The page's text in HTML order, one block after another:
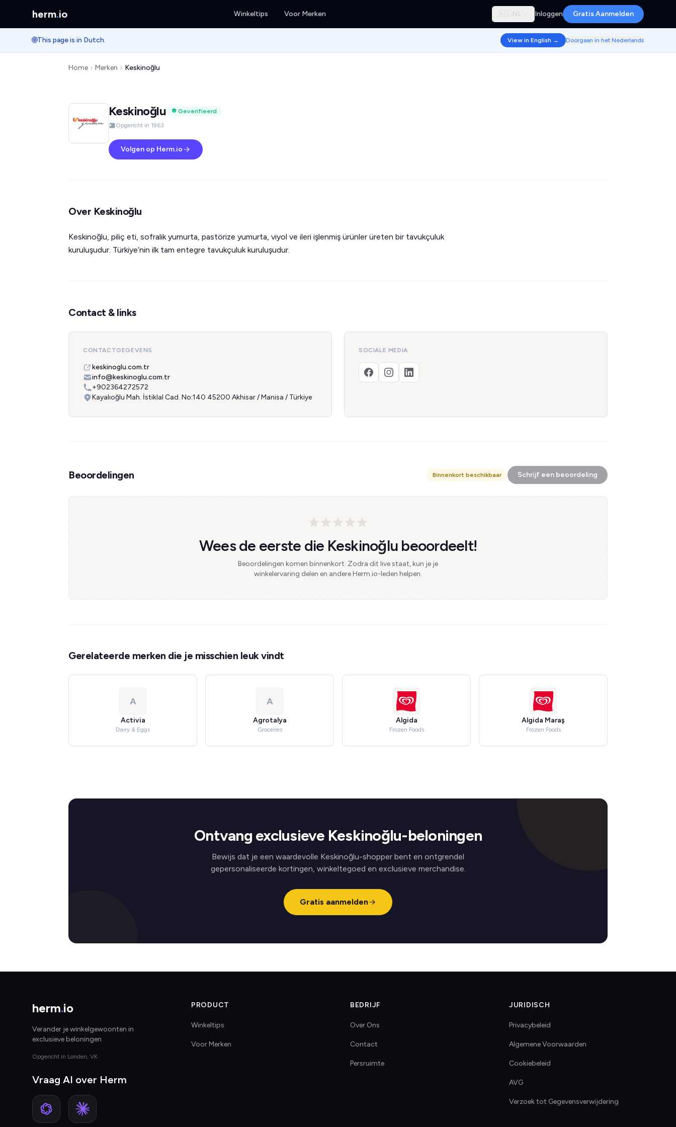
herm.io Winkeltips Voor Merken 🇳🇱 NL Inloggen Gratis Aanmelden
🌐This page is in Dutch. View in English → Doorgaan in het Nederlands
Home Merken Keskinoğlu
Keskinoğlu
Geverifieerd
Opgericht in 1963
Volgen op Herm.io
Over Keskinoğlu
Keskinoğlu, piliç eti, sofralık yumurta, pastörize yumurta, viyol ve ileri işlenmiş ürünler üreten bir tavukçuluk
kuruluşudur. Türkiye’nin ilk tam entegre tavukçuluk kuruluşudur.
Contact & links
CONTACTGEGEVENS
keskinoglu.com.tr
info@keskinoglu.com.tr
+902364272572
Kayalıoğlu Mah. İstiklal Cad. No:140 45200 Akhisar / Manisa / Türkiye
SOCIALE MEDIA
Beoordelingen Binnenkort beschikbaar Schrijf een beoordeling
Wees de eerste die Keskinoğlu beoordeelt!
Beoordelingen komen binnenkort. Zodra dit live staat, kun je je
winkelervaring delen en andere Herm.io-leden helpen.
Gerelateerde merken die je misschien leuk vindt
A
Activia
Dairy & Eggs
A
Agrotalya
Groceries
Algida
Frozen Foods
Algida Maraş
Frozen Foods
Ontvang exclusieve Keskinoğlu-beloningen
Bewijs dat je een waardevolle Keskinoğlu-shopper bent en ontgrendel
gepersonaliseerde kortingen, winkeltegoed en exclusieve merchandise.
Gratis aanmelden
herm.io
Verander je winkelgewoonten in
exclusieve beloningen
Opgericht in Londen, VK
Vraag AI over Herm
PRODUCT
Winkeltips
Voor Merken
BEDRIJF
Over Ons
Contact
Persruimte
JURIDISCH
Privacybeleid
Algemene Voorwaarden
Cookiebeleid
AVG
Verzoek tot Gegevensverwijdering